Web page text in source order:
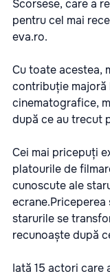
Scorsese, care a
pentru cel mai
eva.ro.
Cu toate acestea,
contribuție
cinematografice,
după ce au trecut
Cei mai pricepuți
platourile de
cunoscute ale
ecrane.
starurile se
recunoaște după
Iată 15 actori care